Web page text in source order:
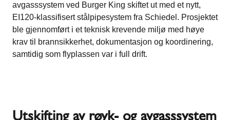
avgasssystem ved Burger King skiftet ut med et nytt,
EI120-klassifisert stålpipesystem fra Schiedel. Prosjektet
ble gjennomført i et teknisk krevende miljø med høye
krav til brannsikkerhet, dokumentasjon og koordinering,
samtidig som flyplassen var i full drift.
Utskifting av røyk- og avgasssystem